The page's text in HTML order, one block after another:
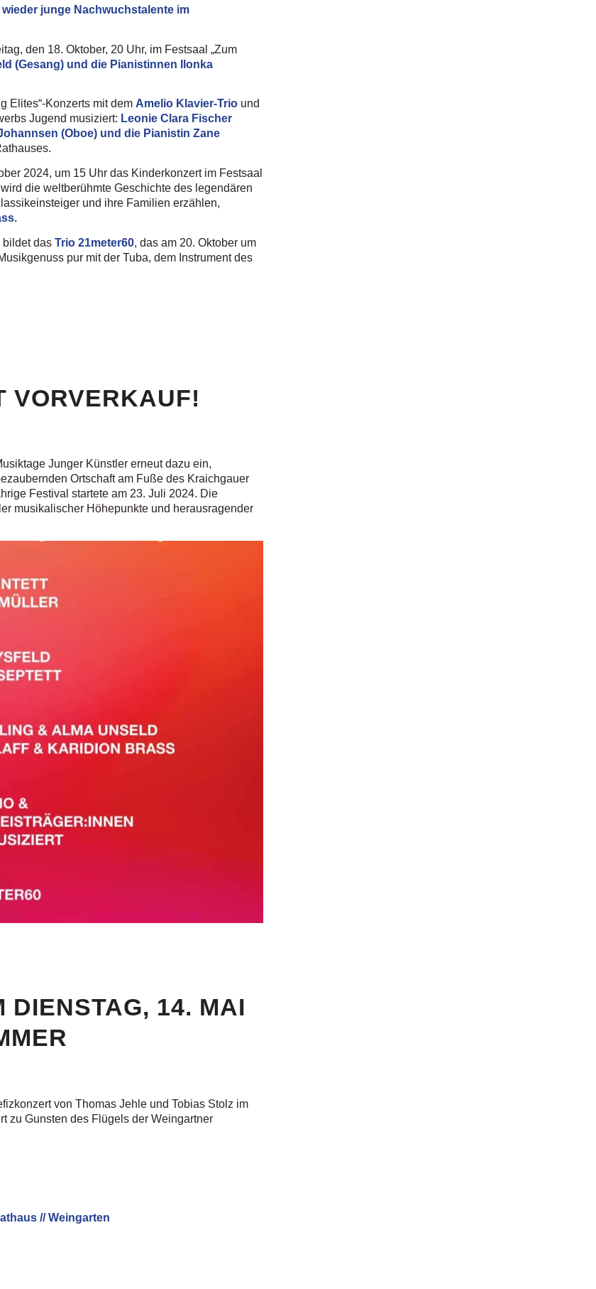
junge Nachwuchstalente im
den 18. Oktober, 20 Uhr, im Festsaal „Zum
(Gesang) und die Pianistinnen Ilonka
Elites“-Konzerts mit dem Amelio Klavier-Trio und
Jugend musiziert: Leonie Clara Fischer
(Oboe) und die Pianistin Zane
2024, um 15 Uhr das Kinderkonzert im Festsaal
die weltberühmte Geschichte des legendären
und ihre Familien erzählen,
bildet das Trio 21meter60, das am 20. Oktober um
pur mit der Tuba, dem Instrument des
VORVERKAUF!
Junger Künstler erneut dazu ein,
Ortschaft am Fuße des Kraichgauer
Festival startete am 23. Juli 2024. Die
musikalischer Höhepunkte und herausragender
DIENSTAG, 14. MAI
von Thomas Jehle und Tobias Stolz im
zu Gunsten des Flügels der Weingartner
// Weingarten